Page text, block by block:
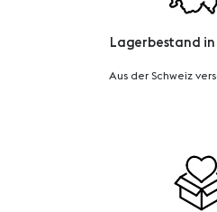
Lagerbestand in
Aus der Schweiz